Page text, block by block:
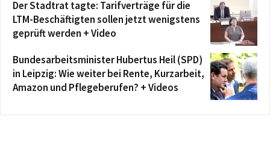
Der Stadtrat tagte: Tarifverträge für die
LTM-Beschäftigten sollen jetzt wenigstens
geprüft werden + Video
Bundesarbeitsminister Hubertus Heil (SPD)
in Leipzig: Wie weiter bei Rente, Kurzarbeit,
Amazon und Pflegeberufen? + Videos